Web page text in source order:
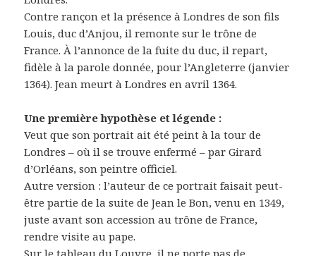
Contre rançon et la présence à Londres de son fils
Louis, duc d’Anjou, il remonte sur le trône de
France. À l’annonce de la fuite du duc, il repart,
fidèle à la parole donnée, pour l’Angleterre (janvier
1364). Jean meurt à Londres en avril 1364.
Une première hypothèse et légende :
Veut que son portrait ait été peint à la tour de
Londres – où il se trouve enfermé – par Girard
d’Orléans, son peintre officiel.
Autre version : l’auteur de ce portrait faisait peut-
être partie de la suite de Jean le Bon, venu en 1349,
juste avant son accession au trône de France,
rendre visite au pape.